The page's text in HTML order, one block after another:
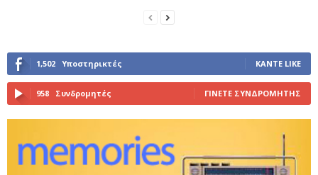
1,502 Υποστηρικτές ΚΆΝΤΕ LIKE
958 Συνδρομητές ΓΊΝΕΤΕ ΣΥΝΔΡΟΜΗΤΉΣ